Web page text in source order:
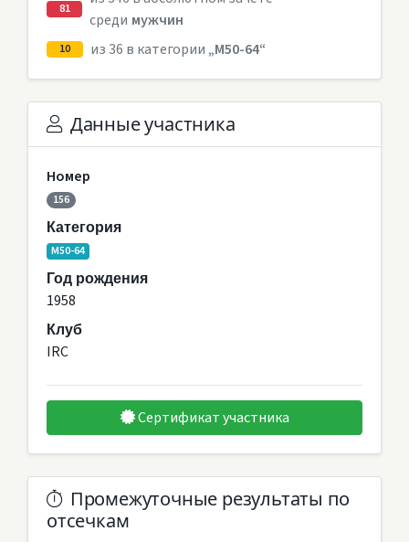
81
среди мужчин
10 из 36 в категории „M50-64“
Данные участника
Номер
156
Категория
M50-64
Год рождения
1958
Клуб
IRC
Сертификат участника
Промежуточные результаты по
отсечкам